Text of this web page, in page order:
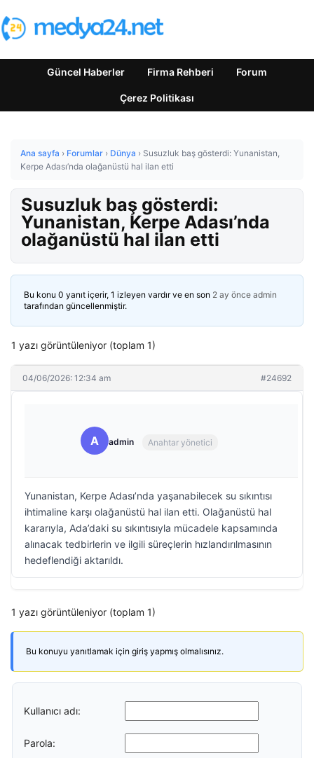
Güncel Haberler Firma Rehberi Forum
Çerez Politikası
Ana sayfa › Forumlar › Dünya › Susuzluk baş gösterdi: Yunanistan,
Kerpe Adası’nda olağanüstü hal ilan etti
Susuzluk baş gösterdi:
Yunanistan, Kerpe Adası’nda
olağanüstü hal ilan etti
Bu konu 0 yanıt içerir, 1 izleyen vardır ve en son 2 ay önce admin
tarafından güncellenmiştir.
1 yazı görüntüleniyor (toplam 1)
04/06/2026: 12:34 am #24692
A admin Anahtar yönetici
Yunanistan, Kerpe Adası’nda yaşanabilecek su sıkıntısı
ihtimaline karşı olağanüstü hal ilan etti. Olağanüstü hal
kararıyla, Ada’daki su sıkıntısıyla mücadele kapsamında
alınacak tedbirlerin ve ilgili süreçlerin hızlandırılmasının
hedeflendiği aktarıldı.
1 yazı görüntüleniyor (toplam 1)
Bu konuyu yanıtlamak için giriş yapmış olmalısınız.
Kullanıcı adı:
Parola: